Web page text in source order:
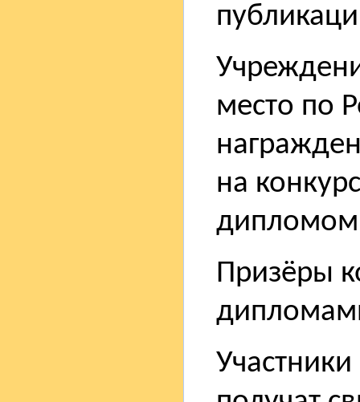
место по
на
Призёры